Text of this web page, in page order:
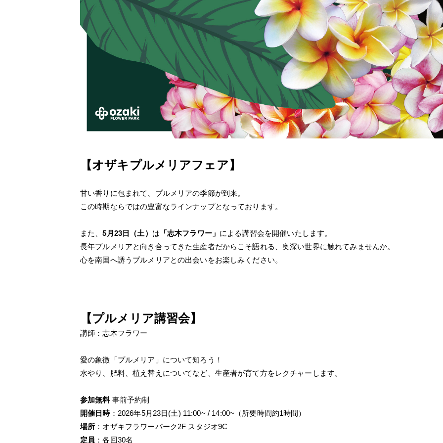
【オザキプルメリアフェア】
甘い香りに包まれて、プルメリアの季節が到来。
この時期ならではの豊富なラインナップとなっております。
また、5月23日（土） は 「志木フラワー」 による講習会を開催いたします。
長年プルメリアと向き合ってきた生産者だからこそ語れる、奥深い世界に触れてみませんか。
心を南国へ誘うプルメリアとの出会いをお楽しみください。
【プルメリア講習会】
講師：志木フラワー
愛の象徴「プルメリア」について知ろう！
水やり、肥料、植え替えについてなど、生産者が育て方をレクチャーします。
参加無料 事前予約制
開催日時： 2026年5月23日(土) 11:00~ / 14:00~（所要時間約1時間）
場所 ： オザキフラワーパーク2F スタジオ9C
定員 ：各回30名